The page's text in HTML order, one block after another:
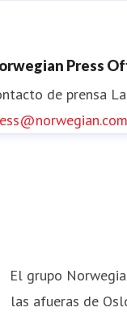
Press
de prensa
El grupo
las afueras de